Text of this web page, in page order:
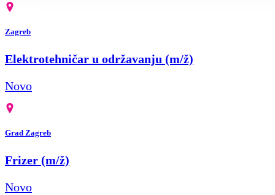
Zagreb
Elektrotehničar u održavanju (m/ž)
Novo
Grad Zagreb
Frizer (m/ž)
Novo